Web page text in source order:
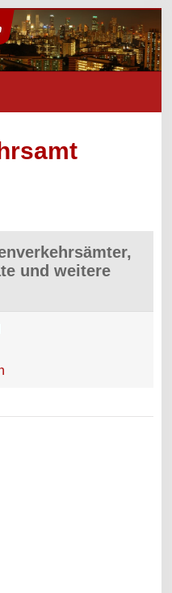
und weitere